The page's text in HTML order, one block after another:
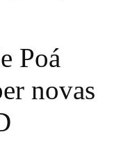
Poá
novas